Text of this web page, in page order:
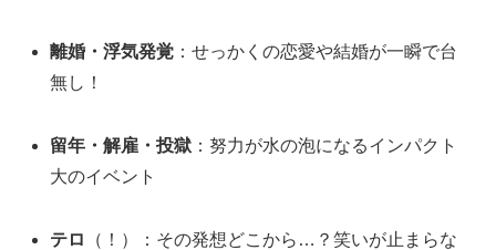
離婚・浮気発覚 ：せっかくの恋愛や結婚が一瞬で台
無し！
留年・解雇・投獄 ：努力が水の泡になるインパクト
大のイベント
テロ
（！）：その発想どこから…？笑いが止まらな